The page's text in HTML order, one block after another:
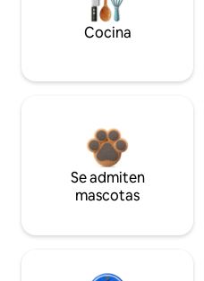
Cocina
Se admiten
mascotas